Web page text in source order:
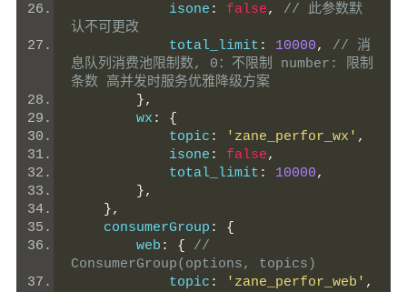
            isone
: false,
// 此参数默
认不可更改
            total_limit
: 10000,
// 消
息队列消费池限制数, 0：不限制 number: 限制
条数 高并发时服务优雅降级方案
},
        wx
:
{
            topic
: 'zane_perfor_wx' ,
            isone
: false,
            total_limit
: 10000,
},
},
    consumerGroup
:
{
        web
: {
//
ConsumerGroup(options, topics)
            topic
: 'zane_perfor_web' ,